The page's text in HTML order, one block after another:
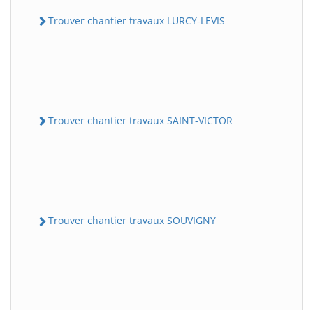
Trouver chantier travaux LURCY-LEVIS
Trouver chantier travaux SAINT-VICTOR
Trouver chantier travaux SOUVIGNY